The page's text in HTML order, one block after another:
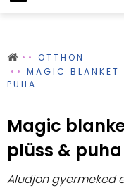
OTTHON
MAGIC
PUHA
Magic
plüss & puha
Aludjon gyermeked